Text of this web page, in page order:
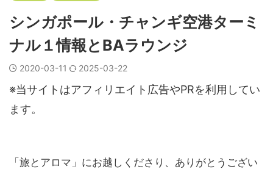
シンガポール・チャンギ空港ターミ
ナル１情報とBAラウンジ
2020-03-11 2025-03-22
※当サイトはアフィリエイト広告やPRを利用してい
ます。
「旅とアロマ」にお越しくださり、ありがとうござい